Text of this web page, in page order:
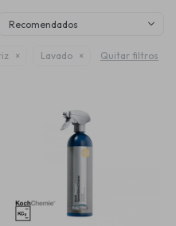
Recomendados
Lavado Quitar filtros